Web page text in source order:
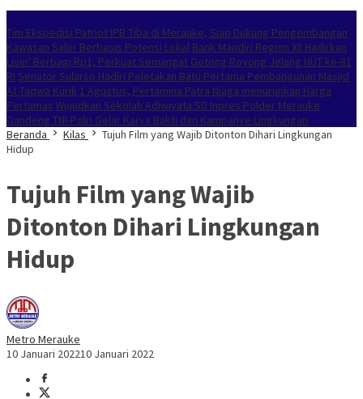
Tim Ekspedisi Patriot IPB Tiba di Merauke, Siap Dukung Pengembangan
Kawasan Salor Berbasis Potensi Lokal Bank Mandiri Region XII Hadirkan
Livin’ Berbagi Rp1, Perkuat Semangat Gotong Royong Jelang HUT ke-81
RI Senator Sularso Hadiri Peletakan Batu Pertama Pembangunan Masjid
At-Taqwa Kurik 1 Agustus, Pertamina Patra Niaga menurunkan Harga
PertamaxWujudkan Sekolah Adiwiyata:SD Inpres Polder Merauke
Gandeng TNI-Polri Gelar Karya Bakti dan Kampanye Lingkungan
Beranda
Kilas
Tujuh Film yang Wajib Ditonton Dihari Lingkungan
Hidup
Tujuh Film yang Wajib
Ditonton Dihari Lingkungan
Hidup
Metro Merauke
10 Januari 202210 Januari 2022